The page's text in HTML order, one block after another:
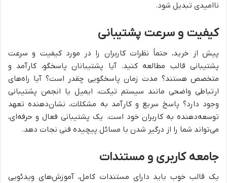
ناامیدی تبدیل شود.
کیفیت و سرعت پشتیبانی
پیش از خرید، حتماً نظرات کاربران را در مورد کیفیت و سرعت
پشتیبانی قالب مطالعه کنید. آیا پشتیبانان پاسخگو، کارآمد و
متخصص هستند؟ مدت زمان پاسخگویی چقدر است؟ آیا راه‌های
ارتباطی واضحی مانند سیستم تیکت، ایمیل یا انجمن پشتیبانی
وجود دارد؟ پاسخ سریع و کارآمد به مشکلات، نشان‌دهنده تعهد
توسعه‌دهنده به کاربران خود است. یک پشتیبانی فعال و حرفه‌ای،
می‌تواند شما را از درگیر شدن با مسائل پیچیده فنی نجات دهد.
جامعه کاربری و مستندات
یک قالب خوب باید دارای مستندات کامل، آموزش‌های ویدئویی